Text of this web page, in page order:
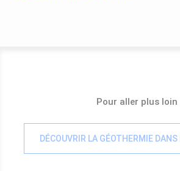
Pour aller plus loin
DÉCOUVRIR LA GÉOTHERMIE DANS